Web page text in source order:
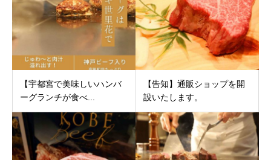
【宇都宮で美味しいハンバ
ーグランチが食べ...
【告知】通販ショップを開
設いたします。